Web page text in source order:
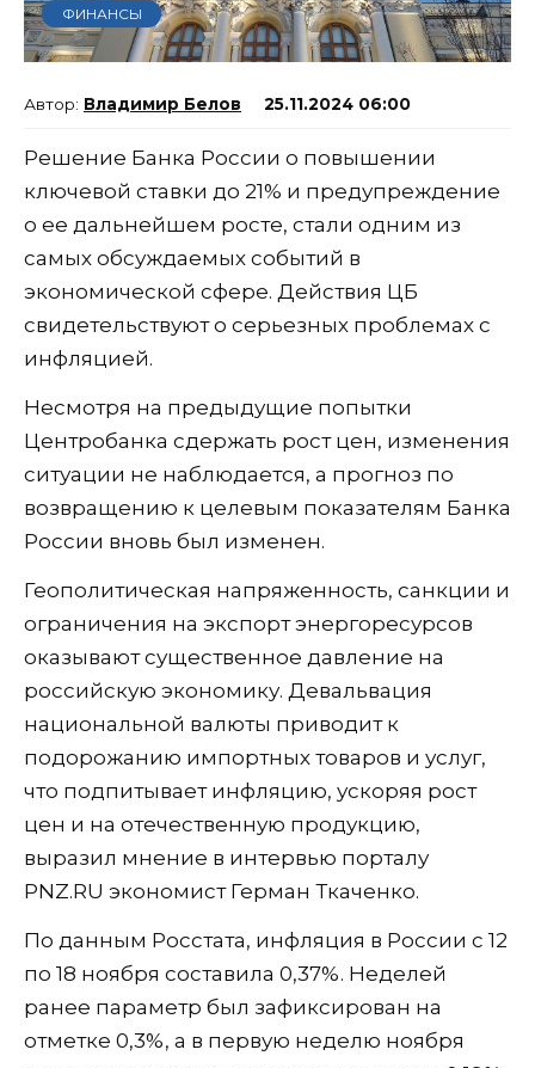
ФИНАНСЫ
Владимир Белов 25.11.2024 06:00
Решение Банка России о повышении
ключевой ставки до 21% и предупреждение
о ее дальнейшем росте, стали одним из
самых обсуждаемых событий в
экономической сфере. Действия ЦБ
свидетельствуют о серьезных проблемах с
инфляцией.
Несмотря на предыдущие попытки
Центробанка сдержать рост цен, изменения
ситуации не наблюдается, а прогноз по
возвращению к целевым показателям Банка
России вновь был изменен.
Геополитическая напряженность, санкции и
ограничения на экспорт энергоресурсов
оказывают существенное давление на
российскую экономику. Девальвация
национальной валюты приводит к
подорожанию импортных товаров и услуг,
что подпитывает инфляцию, ускоряя рост
цен и на отечественную продукцию,
выразил мнение в интервью порталу
PNZ.RU экономист Герман Ткаченко.
По данным Росстата, инфляция в России с 12
по 18 ноября составила 0,37%. Неделей
ранее параметр был зафиксирован на
отметке 0,3%, а в первую неделю ноября